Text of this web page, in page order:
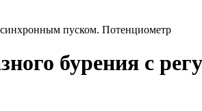
синхронным пуском. Потенциометр
бурения с